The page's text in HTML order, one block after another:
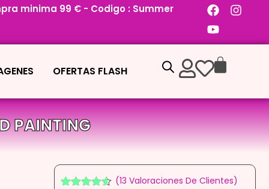
minima 99 € - Codigo : Summer
OFERTAS FLASH
PAINTING
(13 Valoraciones De Clientes)